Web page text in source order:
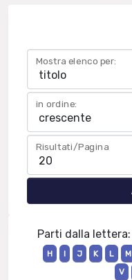
Mostra elenco per:
in ordine:
Risultati/Pagina
Parti dalla lettera:
H
I J K L M
V